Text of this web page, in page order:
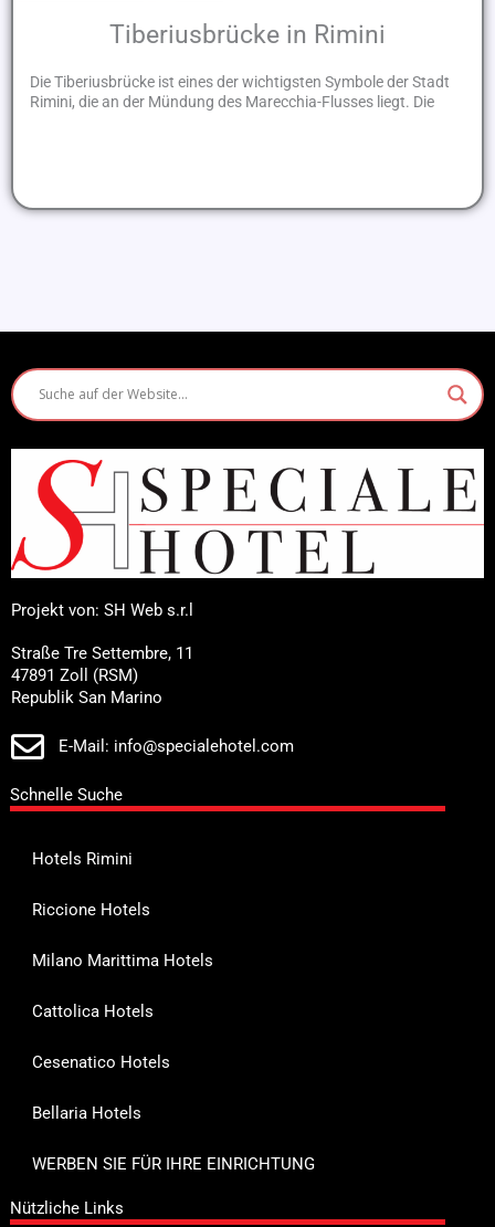
Tiberiusbrücke in Rimini
Die Tiberiusbrücke ist eines der wichtigsten Symbole der Stadt
Rimini, die an der Mündung des Marecchia-Flusses liegt. Die
Projekt von: SH Web s.r.l
Straße Tre Settembre, 11
47891 Zoll (RSM)
Republik San Marino
E-Mail: info@specialehotel.com
Schnelle Suche
Hotels Rimini
Riccione Hotels
Milano Marittima Hotels
Cattolica Hotels
Cesenatico Hotels
Bellaria Hotels
WERBEN SIE FÜR IHRE EINRICHTUNG
Nützliche Links